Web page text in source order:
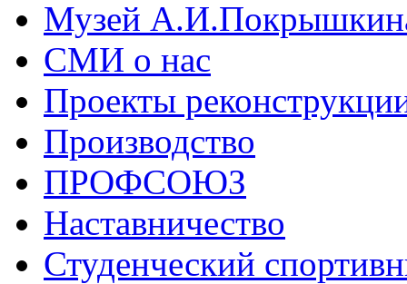
Музей
СМИ о нас
Проекты
Производство
ПРОФСОЮЗ
Наставничество
Студенческий